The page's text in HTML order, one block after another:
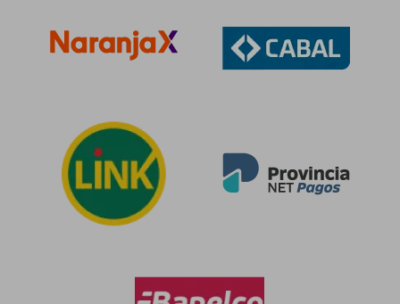
dcto. $ 182.085 dcto. $